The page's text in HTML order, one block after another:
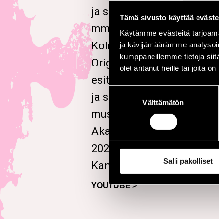
Tämä sivusto käyttää
Käytämme evästeitä
ja kävijämäärämme
kumppaneillemme tietoja
olet antanut heille tai joita
Välttämätön
Salli pakolliset
ja säveltäjä. Oman
mm. yhtyeissä
Kolmas Ajatus ja
Originaalisävellysten
esittänyt jazzstandardeja
ja
musiikin maisteriksi
Akatemiasta
2025 opettajinaan mm.
Kannaste ja Teemu
YOUTUBE >